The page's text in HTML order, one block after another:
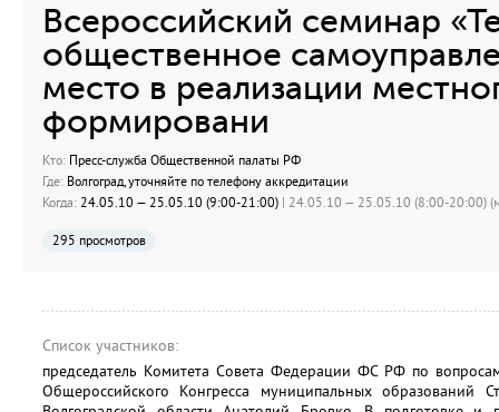
Всероссийский семинар
общественное
место в реализации
формировани
Кто: Пресс-служба Общественной палаты РФ
Где: Волгоград, уточняйте по телефону аккредитации
Когда: 24.05.10 — 25.05.10 (9:00-21:00) | 24.05.10 — 25.05.10 (8:00-20:00)
295 просмотров
Список участников:
председатель Комитета Совета Федерации ФС РФ по
Общероссийского Конгресса муниципальных образований